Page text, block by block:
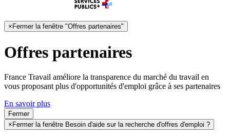
× Fermer la fenêtre "Offres partenaires"
Offres partenaires
France Travail améliore la transparence du marché du travail en
vous proposant plus d'opportunités d'emploi grâce à ses partenaires
En savoir plus
Fermer
× Fermer la fenêtre Besoin d'aide sur la recherche d'offres d'emploi ?